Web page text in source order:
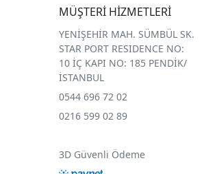
MÜŞTERİ HİZMETLERİ
YENİŞEHİR MAH. SÜMBÜL SK.
STAR PORT RESIDENCE NO:
10 İÇ KAPI NO: 185 PENDİK/
İSTANBUL
0544 696 72 02
0216 599 02 89
3D Güvenli Ödeme